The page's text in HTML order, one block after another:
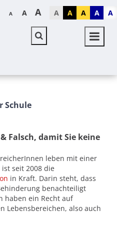
A A A A A A A A
Schule
Falsch, damit Sie keine
leben mit einer
seit 2008 die
in Kraft. Darin steht, dass
benachteiligt
haben ein Recht auf
Lebensbereichen, also auch